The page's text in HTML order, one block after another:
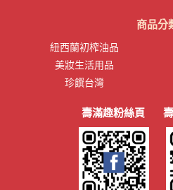
商品分
紐西蘭初榨油品
美妝生活用品
珍饌台灣
壽滿趣粉絲頁